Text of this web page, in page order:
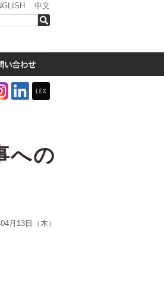
中文
への
月13日（木）